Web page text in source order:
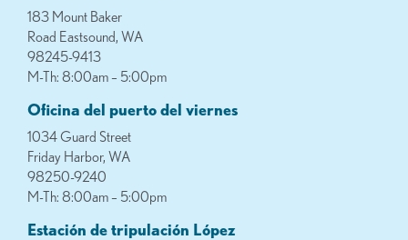
183 Mount Baker
Road Eastsound, WA
98245-9413
M-Th: 8:00am – 5:00pm
Oficina del puerto del viernes
1034 Guard Street
Friday Harbor, WA
98250-9240
M-Th: 8:00am – 5:00pm
Estación de tripulación López